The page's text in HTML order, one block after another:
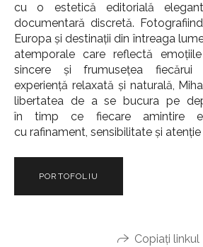
cu o estetică editorială
documentară discretă.
Europa și destinații din întreaga
atemporale care reflectă
sincere și frumusețea fiecărui
experiență relaxată și naturală,
libertatea de a se bucura pe
în timp ce fiecare amintire
cu rafinament, sensibilitate și atenție
PORTOFOLIU
Copiați linkul